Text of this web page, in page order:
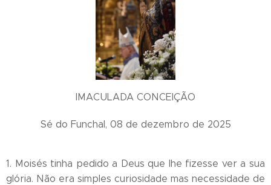
IMACULADA CONCEIÇÃO
Sé do Funchal, 08 de dezembro de 2025
1. Moisés tinha pedido a Deus que lhe fizesse ver a sua
glória. Não era simples curiosidade mas necessidade de